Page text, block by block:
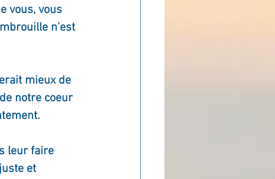
vous, vous
n'est
mieux de
notre coeur
leur faire
et